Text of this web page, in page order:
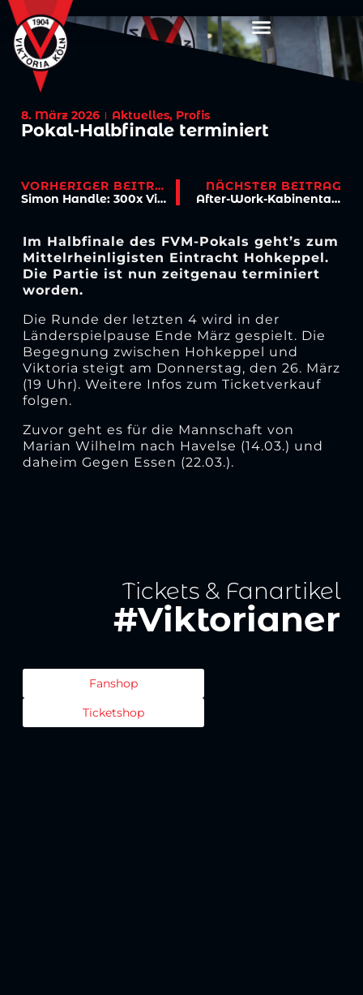
8. März 2026 Aktuelles, Profis
Pokal-Halbfinale terminiert
VORHERIGER BEITRAG
Simon Handle: 300x Viktoria, 300x voller Einsatz
NÄCHSTER BEITRAG
After-Work-Kabinentalk mit Simon Handle und Weltrekordler
Im Halbfinale des FVM-Pokals geht’s zum
Mittelrheinligisten Eintracht Hohkeppel.
Die Partie ist nun zeitgenau terminiert
worden.
Die Runde der letzten 4 wird in der
Länderspielpause Ende März gespielt. Die
Begegnung zwischen Hohkeppel und
Viktoria steigt am Donnerstag, den 26. März
(19 Uhr). Weitere Infos zum Ticketverkauf
folgen.
Zuvor geht es für die Mannschaft von
Marian Wilhelm nach Havelse (14.03.) und
daheim Gegen Essen (22.03.).
Tickets & Fanartikel
#Viktorianer
Fanshop
Ticketshop